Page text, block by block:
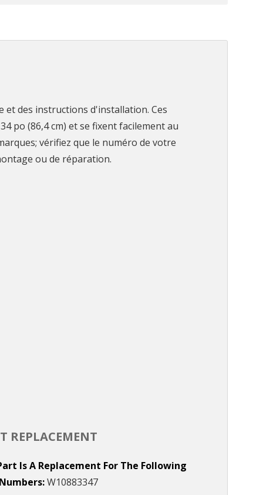
et des instructions d'installation. Ces
po (86,4 cm) et se fixent facilement au
vérifiez que le numéro de votre
ou de réparation.
REPLACEMENT
Is A Replacement For The Following
W10883347